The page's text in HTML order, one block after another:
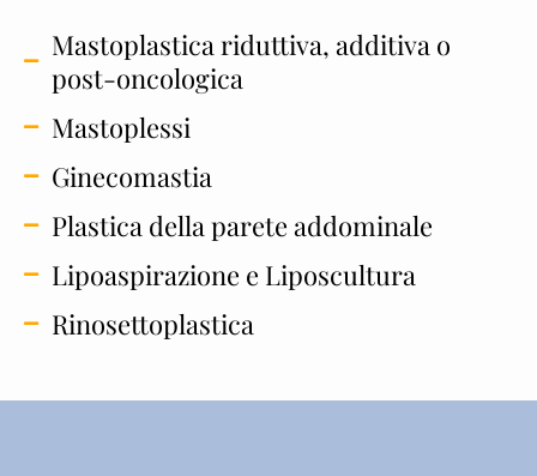
Mastoplastica riduttiva, additiva o
post-oncologica
Mastoplessi
Ginecomastia
Plastica della parete addominale
Lipoaspirazione e Liposcultura
Rinosettoplastica